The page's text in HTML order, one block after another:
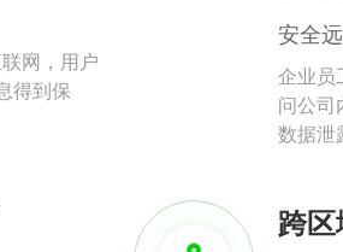
网，用户
得到保
安全
企业员
问公司
数据泄
跨